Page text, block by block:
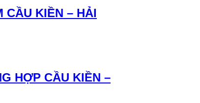
CẦU KIỀN – HẢI
HỢP CẦU KIỀN –